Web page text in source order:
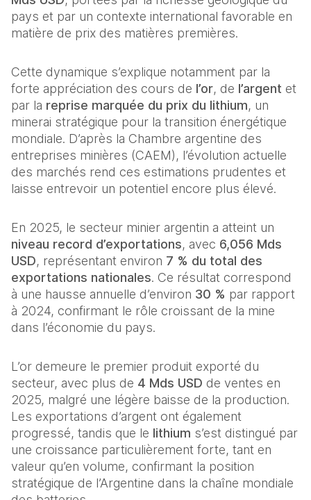
pays et par un contexte international favorable en
matière de prix des matières premières.
Cette dynamique s’explique notamment par la
forte appréciation des cours de l’or, de l’argent et
par la reprise marquée du prix du lithium, un
minerai stratégique pour la transition énergétique
mondiale. D’après la Chambre argentine des
entreprises minières (CAEM), l’évolution actuelle
des marchés rend ces estimations prudentes et
laisse entrevoir un potentiel encore plus élevé.
niveau record d’exportations, avec 6,056 Mds
USD, représentant environ 7 % du total des
exportations nationales. Ce résultat correspond
à une hausse annuelle d’environ 30 % par rapport
à 2024, confirmant le rôle croissant de la mine
dans l’économie du pays.
L’or demeure le premier produit exporté du
secteur, avec plus de 4 Mds USD de ventes en
2025, malgré une légère baisse de la production.
Les exportations d’argent ont également
progressé, tandis que le lithium s’est distingué par
une croissance particulièrement forte, tant en
valeur qu’en volume, confirmant la position
stratégique de l’Argentine dans la chaîne mondiale